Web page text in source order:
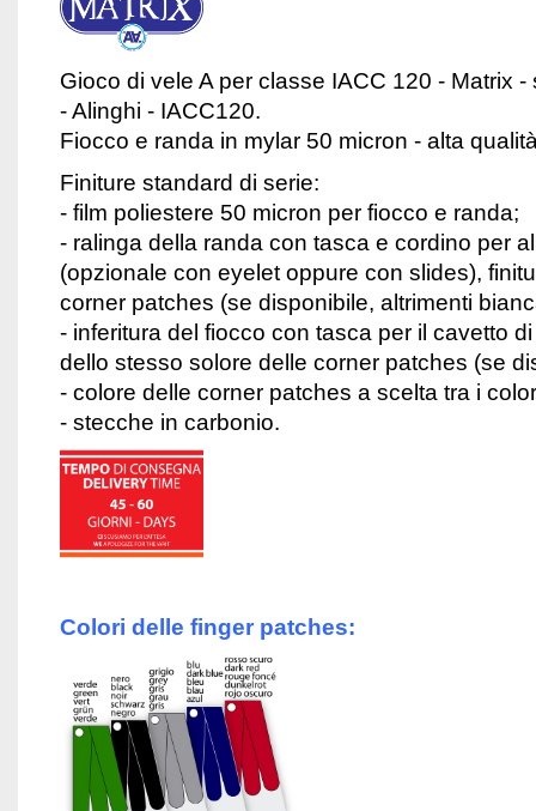
Gioco di vele A per classe IACC 120 - Matrix
- Alinghi - IACC120.
Fiocco e randa in mylar 50 micron - alta
Finiture standard di serie:
- film poliestere 50 micron per fiocco e randa;
- ralinga della randa con tasca e cordino per
(opzionale con eyelet oppure con slides),
corner patches (se disponibile, altrimenti
- inferitura del fiocco con tasca per il cavetto
dello stesso solore delle corner patches (se
- colore delle corner patches a scelta tra i
- stecche in carbonio.
Colori delle finger patches: